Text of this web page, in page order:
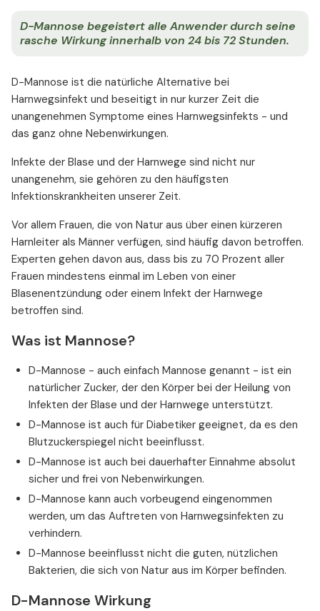
D-Mannose begeistert alle Anwender durch seine
rasche Wirkung innerhalb von 24 bis 72 Stunden.
D-Mannose ist die natürliche Alternative bei
Harnwegsinfekt und beseitigt in nur kurzer Zeit die
unangenehmen Symptome eines Harnwegsinfekts - und
das ganz ohne Nebenwirkungen.
Infekte der Blase und der Harnwege sind nicht nur
unangenehm, sie gehören zu den häufigsten
Infektionskrankheiten unserer Zeit.
Vor allem Frauen, die von Natur aus über einen kürzeren
Harnleiter als Männer verfügen, sind häufig davon betroffen.
Experten gehen davon aus, dass bis zu 70 Prozent aller
Frauen mindestens einmal im Leben von einer
Blasenentzündung oder einem Infekt der Harnwege
betroffen sind.
Was ist Mannose?
D-Mannose - auch einfach Mannose genannt - ist ein
natürlicher Zucker, der den Körper bei der Heilung von
Infekten der Blase und der Harnwege unterstützt.
D-Mannose ist auch für Diabetiker geeignet, da es den
Blutzuckerspiegel nicht beeinflusst.
D-Mannose ist auch bei dauerhafter Einnahme absolut
sicher und frei von Nebenwirkungen.
D-Mannose kann auch vorbeugend eingenommen
werden, um das Auftreten von Harnwegsinfekten zu
verhindern.
D-Mannose beeinflusst nicht die guten, nützlichen
Bakterien, die sich von Natur aus im Körper befinden.
D-Mannose Wirkung